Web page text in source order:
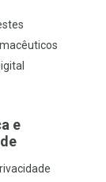
e